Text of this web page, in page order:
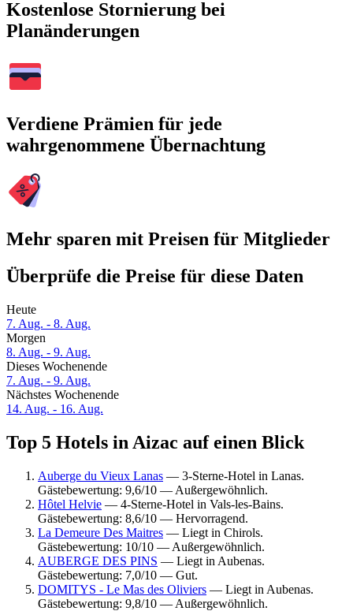
Kostenlose Stornierung bei
Planänderungen
Verdiene Prämien für jede
wahrgenommene Übernachtung
Mehr sparen mit Preisen für Mitglieder
Überprüfe die Preise für diese Daten
Heute
7. Aug. - 8. Aug.
Morgen
8. Aug. - 9. Aug.
Dieses Wochenende
7. Aug. - 9. Aug.
Nächstes Wochenende
14. Aug. - 16. Aug.
Top 5 Hotels in Aizac auf einen Blick
Auberge du Vieux Lanas — 3-Sterne-Hotel in Lanas.
Gästebewertung: 9,6/10 — Außergewöhnlich.
Hôtel Helvie — 4-Sterne-Hotel in Vals-les-Bains.
Gästebewertung: 8,6/10 — Hervorragend.
La Demeure Des Maitres — Liegt in Chirols.
Gästebewertung: 10/10 — Außergewöhnlich.
AUBERGE DES PINS — Liegt in Aubenas.
Gästebewertung: 7,0/10 — Gut.
DOMITYS - Le Mas des Oliviers — Liegt in Aubenas.
Gästebewertung: 9,8/10 — Außergewöhnlich.